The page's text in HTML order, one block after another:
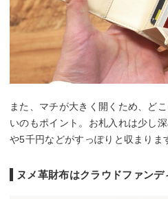
また、マチが大きく開くため、ど
いのもポイント。お札入れは少し
や5千円などがすっぽりと収まりま
ヌメ革財布はクラウドファンデ